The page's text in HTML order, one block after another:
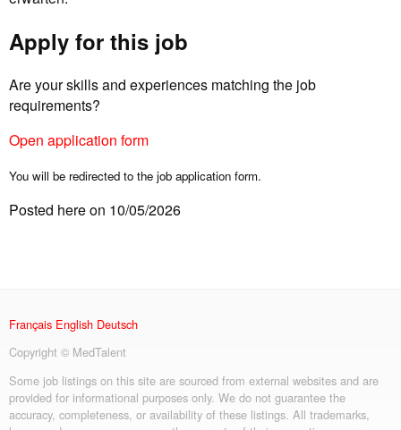
Apply for this job
Are your skills and experiences matching the job
requirements?
Open application form
You will be redirected to the job application form.
Posted here on 10/05/2026
Français English Deutsch
Copyright © MedTalent
Some job listings on this site are sourced from external websites and are
provided for informational purposes only. We do not guarantee the
accuracy, completeness, or availability of these listings. All trademarks,